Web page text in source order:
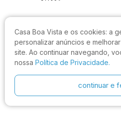
Casa Boa Vista e os cookies: a
personalizar anúncios e
site. Ao continuar navegando,
nossa Política de Privacidade.
continuar e
CASA BOA VISTA COMERCIO LTDA
CNPJ: 27.544.996/0001-52
Rua João Sampaio da Silva, 144,
CEP: 88090-820, Florianópolis - SC